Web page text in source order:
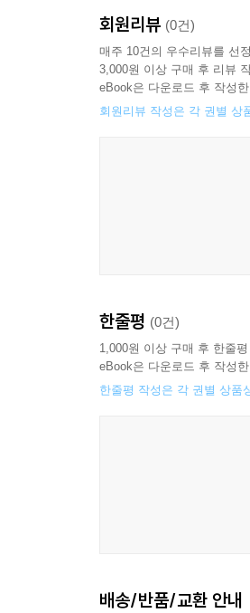
회원리뷰 (0건)
매주 10건의 우수리뷰를 선
3,000원 이상 구매 후 리뷰
eBook은 다운로드 후 작성
회원리뷰 작성은 각 권별 상
한줄평 (0건)
1,000원 이상 구매 후 한줄
eBook은 다운로드 후 작성
한줄평 작성은 각 권별 상품
배송/반품/교환 안내